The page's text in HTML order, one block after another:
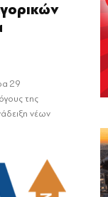
29
της
νέων